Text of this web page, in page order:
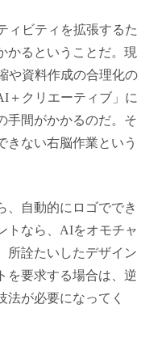
ィビティを拡張するた
かるということだ。現
や資料作成の合理化の
＋クリエーティブ」に
手間がかかるのだ。そ
きない右脳作業という
、自動的にロゴででき
トなら、AIをオモチャ
所詮たいしたデザイン
を要求する場合は、逆
法が必要になってく